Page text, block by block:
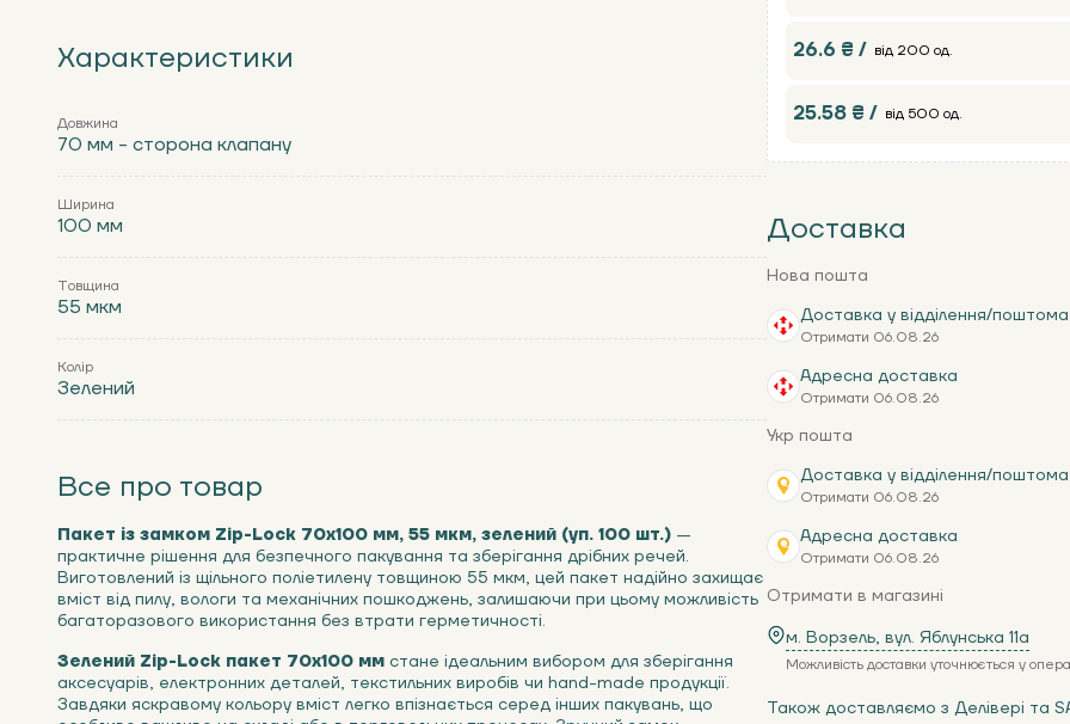
Характеристики
Довжина
70 мм - сторона клапану
Ширина
100 мм
Товщина
55 мкм
Колір
Зелений
Все про товар
Пакет із замком Zip-Lock 70х100 мм, 55 мкм, зелений (уп. 100 шт.) —
практичне рішення для безпечного пакування та зберігання дрібних речей.
Виготовлений із щільного поліетилену товщиною 55 мкм, цей пакет надійно захищає
вміст від пилу, вологи та механічних пошкоджень, залишаючи при цьому можливість
багаторазового використання без втрати герметичності.
Зелений Zip-Lock пакет 70x100 мм стане ідеальним вибором для зберігання
аксесуарів, електронних деталей, текстильних виробів чи hand-made продукції.
Завдяки яскравому кольору вміст легко впізнається серед інших пакувань, що
26.6 ₴ / від 200 од.
25.58 ₴ / від 500 од.
Доставка
Нова пошта
Доставка у відділення/
Отримати 06.08.26
Адресна доставка
Отримати 06.08.26
Укр пошта
Доставка у відділення/
Отримати 06.08.26
Адресна доставка
Отримати 06.08.26
Отримати в магазині
м. Ворзель, вул. Яблунська 11a
Можливість доставки уточнюється у
Також доставляємо з Делівері та